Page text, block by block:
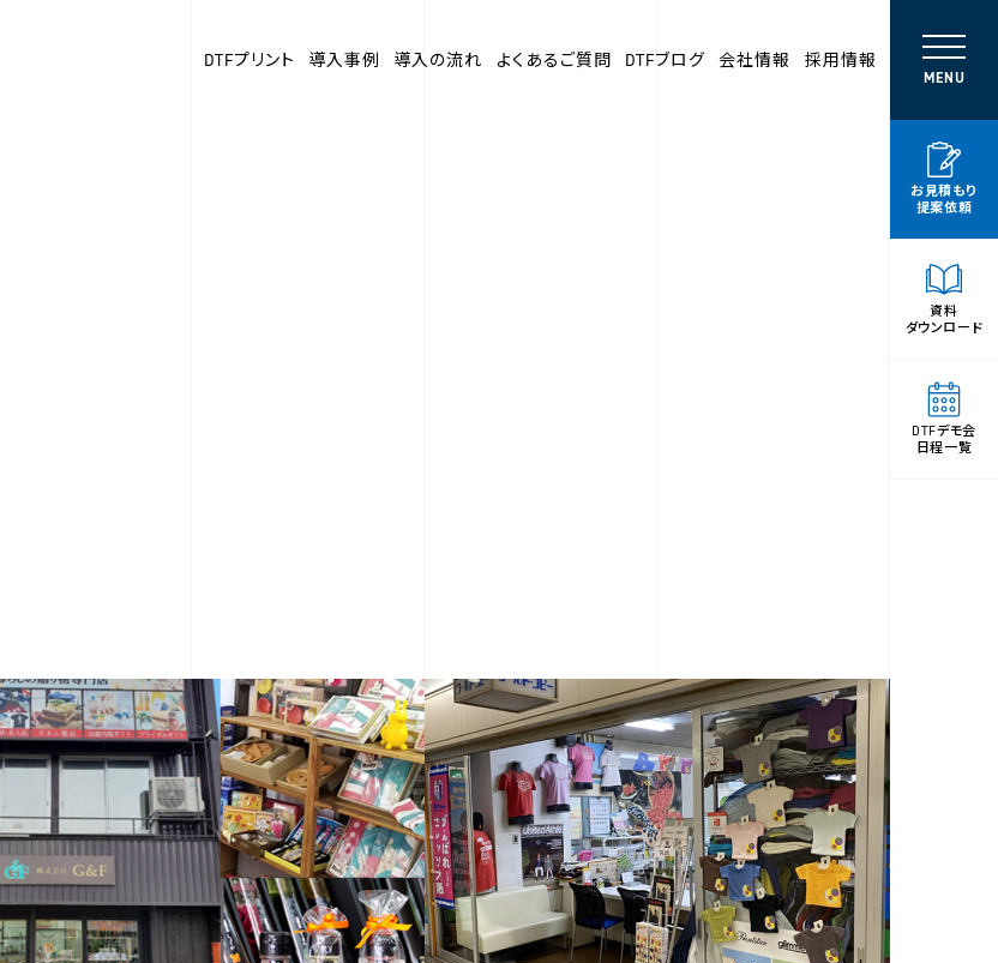
MENU
DTFプリント 導入事例 導入の流れ よくあるご質問 DTFブログ 会社情報 採用情報
お見積もり
提案依頼
資料
ダウンロード
DTFデモ会
日程一覧